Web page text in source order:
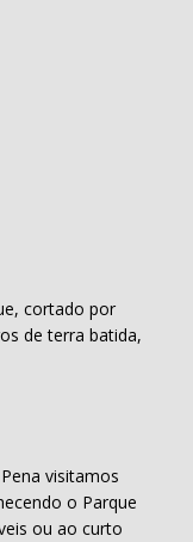
cortado por
de terra batida,
visitamos
o Parque
ou ao curto